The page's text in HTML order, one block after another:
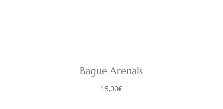
Bague Arenals
15,00€